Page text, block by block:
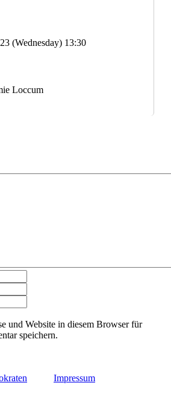
(Wednesday) 13:30
Loccum
und Website in diesem Browser für
speichern.
Impressum